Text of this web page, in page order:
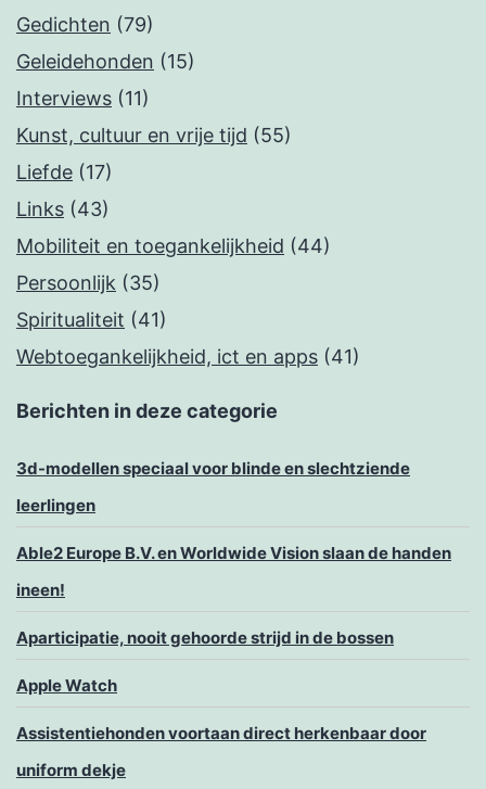
Gedichten (79)
Geleidehonden (15)
Interviews (11)
Kunst, cultuur en vrije tijd (55)
Liefde (17)
Links (43)
Mobiliteit en toegankelijkheid (44)
Persoonlijk (35)
Spiritualiteit (41)
Webtoegankelijkheid, ict en apps (41)
Berichten in deze categorie
3d-modellen speciaal voor blinde en slechtziende
leerlingen
Able2 Europe B.V. en Worldwide Vision slaan de handen
ineen!
Aparticipatie, nooit gehoorde strijd in de bossen
Apple Watch
Assistentiehonden voortaan direct herkenbaar door
uniform dekje